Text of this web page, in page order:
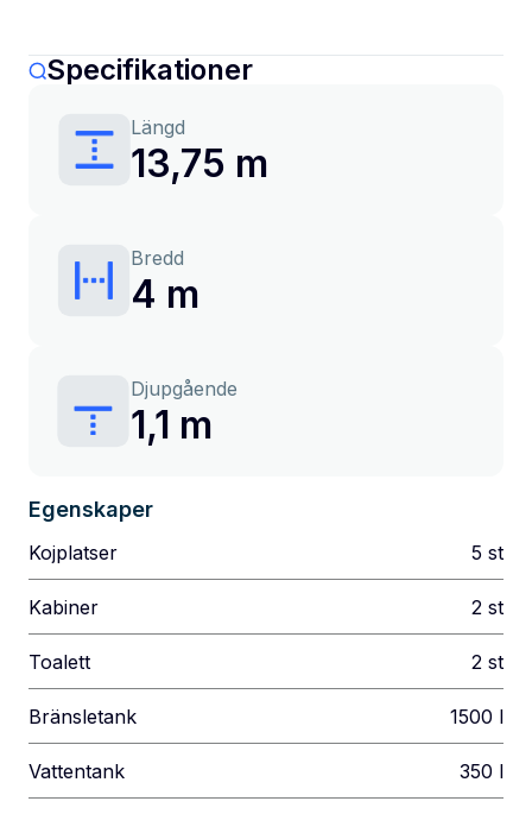
Specifikationer
Längd
13,75 m
Bredd
4 m
Djupgående
1,1 m
Egenskaper
Kojplatser 5 st
Kabiner 2 st
Toalett 2 st
Bränsletank 1500 l
Vattentank 350 l